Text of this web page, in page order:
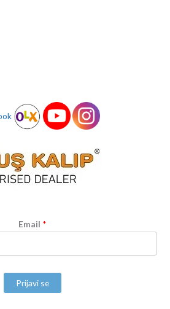
Email *
Prijavi se